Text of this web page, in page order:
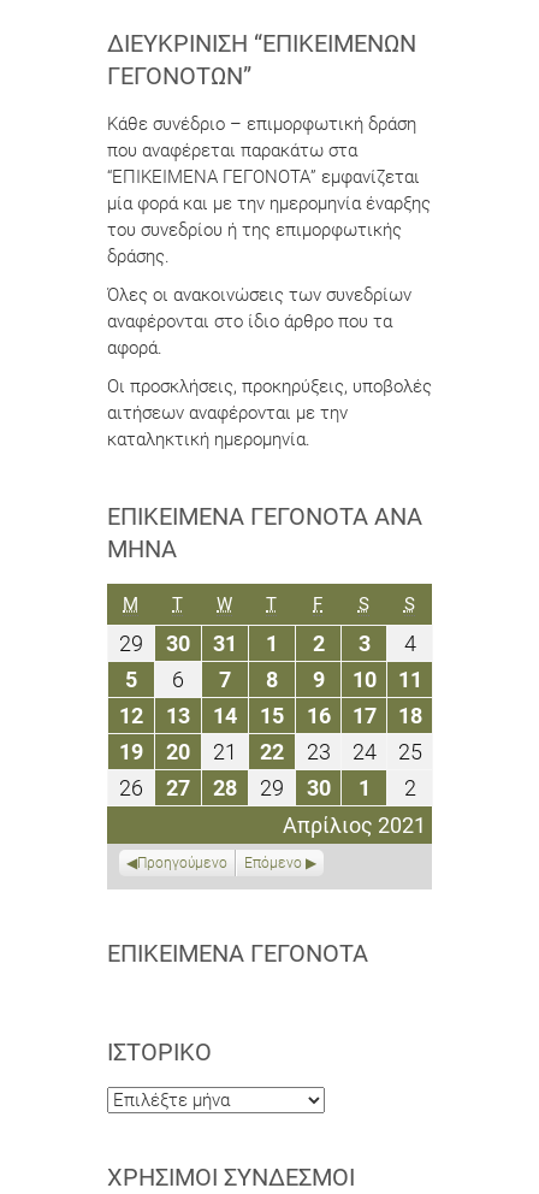
ΔΙΕΥΚΡΊΝΙΣΗ “ΕΠΙΚΕΊΜΕΝΩΝ
ΓΕΓΟΝΌΤΩΝ”
Κάθε συνέδριο – επιμορφωτική δράση
που αναφέρεται παρακάτω στα
“ΕΠΙΚΕΙΜΕΝΑ ΓΕΓΟΝΟΤΑ” εμφανίζεται
μία φορά και με την ημερομηνία έναρξης
του συνεδρίου ή της επιμορφωτικής
δράσης.
Όλες οι ανακοινώσεις των συνεδρίων
αναφέρονται στο ίδιο άρθρο που τα
αφορά.
Οι προσκλήσεις, προκηρύξεις, υποβολές
αιτήσεων αναφέρονται με την
καταληκτική ημερομηνία.
ΕΠΙΚΕΊΜΕΝΑ ΓΕΓΟΝΌΤΑ ΑΝΆ
ΜΉΝΑ
Απρίλιος 2021
M ΔΕΥΤΈΡΑ
TΤΡΊΤΗ
WΤΕΤΆΡΤΗ
TΠΈΜΠΤΗ
FΠΑΡΑΣΚΕΥΉ
SΣΆΒΒΑΤΟ
SΚΥΡΙΑΚΉ
29
Μαρτίου
2021
3030
Μαρτίου
2021
31
Μαρτίου
2021
1
Απριλίου
2021
22
Απριλίου
2021
33
Απριλίου
2021
44
Απριλίου
2021
55
Απριλίου
2021
6
Απριλίου
2021
77
Απριλίου
2021
88
Απριλίου
2021
99
Απριλίου
2021
1010
Απριλίου
2021
11
Απριλίου
2021
1212
Απριλίου
2021
1313
Απριλίου
2021
1414
Απριλίου
2021
1515
Απριλίου
2021
1616
Απριλίου
2021
1717
Απριλίου
2021
1818
Απριλίου
2021
1919
Απριλίου
2021
2020
Απριλίου
2021
21
Απριλίου
2021
2222
Απριλίου
2021
2323
Απριλίου
2021
2424
Απριλίου
2021
2525
2021
26
Απριλίου
2727
Απριλίου
2828
Απριλίου
2021
29
Απριλίου
2021
3030
Απριλίου
2021
1
Μαΐου
2021
22
Μαΐου
2021
Προηγούμενο Επόμενο
ΕΠΙΚΕΊΜΕΝΑ ΓΕΓΟΝΌΤΑ
ΙΣΤΟΡΙΚΌ
Ιστορικό
ΧΡΉΣΙΜΟΙ ΣΎΝΔΕΣΜΟΙ